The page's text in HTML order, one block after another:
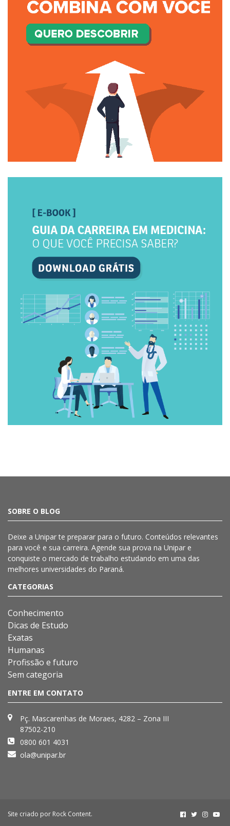
SOBRE O BLOG
Deixe a Uniparte preparar para o futuro. Conteúdos relevantes
para você e sua carreira. Agende sua prova na Unipar e
conquiste o mercado de trabalho estudando em uma das
melhores universidades do Paraná.
CATEGORIAS
Conhecimento
Dicas de Estudo
Exatas
Humanas
Profissão e futuro
Sem categoria
ENTRE EM CONTATO
Pç. Mascarenhas de Moraes, 4282 – Zona III
87502-210
0800 601 4031
ola@unipar.br
Site criado por Rock Content.